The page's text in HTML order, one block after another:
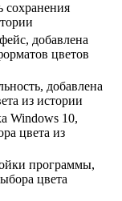
сохранения
добавлена
цветов
добавлена
из истории
Windows 10,
цвета из
программы,
цвета